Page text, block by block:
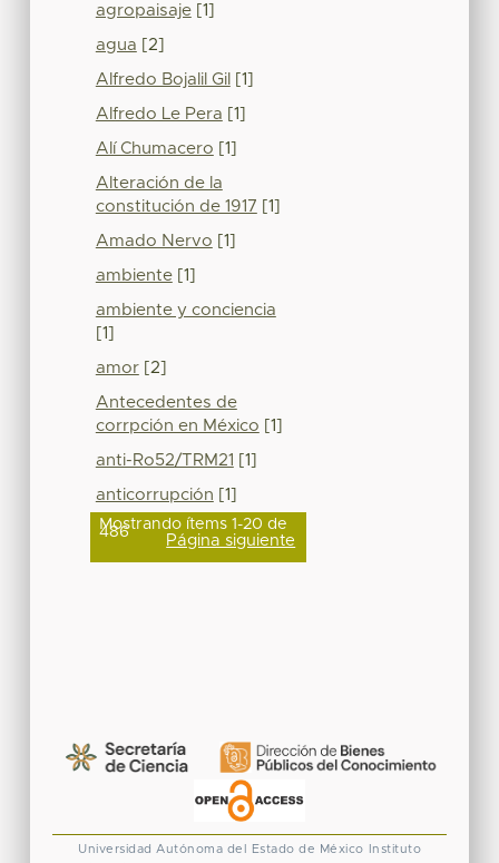
agropaisaje[1]
agua [2]
Alfredo Bojalil Gil [1]
Alfredo Le Pera [1]
Alí Chumacero [1]
Alteración de la
constitución de 1917 [1]
Amado Nervo [1]
ambiente[1]
ambiente y conciencia
[1]
amor[2]
Antecedentes de
corrpción en México [1]
anti-Ro52/TRM21 [1]
anticorrupción [1]
Mostrando ítems 1-20 de
486 Página siguiente
Universidad Autónoma del Estado de México
Instituto